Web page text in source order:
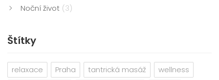
Noční život (3)
Štítky
relaxace Praha tantrická masáž
wellness